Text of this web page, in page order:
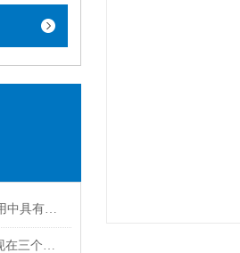
381R角行程执行器在实际应用中具有重要的意义
智能电动执行机构的作用体现在三个层面